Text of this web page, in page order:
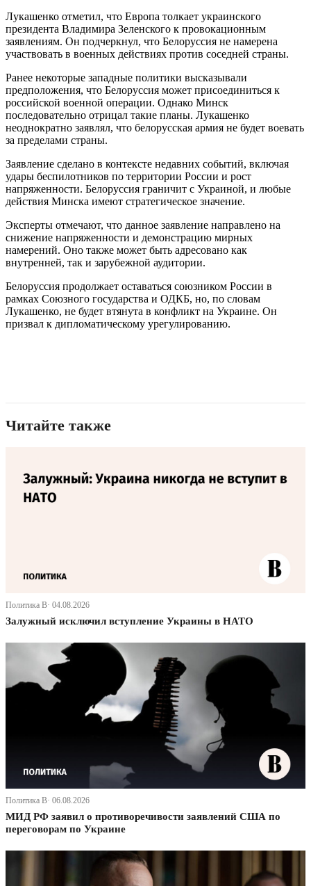
Лукашенко отметил, что Европа толкает украинского
президента Владимира Зеленского к провокационным
заявлениям. Он подчеркнул, что Белоруссия не намерена
участвовать в военных действиях против соседней страны.
Ранее некоторые западные политики высказывали
предположения, что Белоруссия может присоединиться к
российской военной операции. Однако Минск
последовательно отрицал такие планы. Лукашенко
неоднократно заявлял, что белорусская армия не будет воевать
за пределами страны.
Заявление сделано в контексте недавних событий, включая
удары беспилотников по территории России и рост
напряженности. Белоруссия граничит с Украиной, и любые
действия Минска имеют стратегическое значение.
Эксперты отмечают, что данное заявление направлено на
снижение напряженности и демонстрацию мирных
намерений. Оно также может быть адресовано как
внутренней, так и зарубежной аудитории.
Белоруссия продолжает оставаться союзником России в
рамках Союзного государства и ОДКБ, но, по словам
Лукашенко, не будет втянута в конфликт на Украине. Он
призвал к дипломатическому урегулированию.
Читайте также
Политика В· 04.08.2026
Залужный исключил вступление Украины в НАТО
Политика В· 06.08.2026
МИД РФ заявил о противоречивости заявлений США по
переговорам по Украине